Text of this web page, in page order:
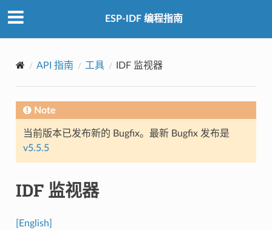
ESP-IDF 编程指南
API 指南 工具 IDF 监视器
Note
当前版本已发布新的 Bugfix。最新 Bugfix 发布是
v5.5.5
IDF 监视器
[English]